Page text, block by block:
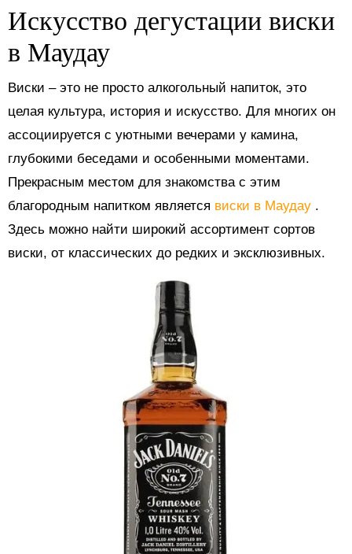
Искусство дегустации виски
в Маудау
Виски – это не просто алкогольный напиток, это
целая культура, история и искусство. Для многих он
ассоциируется с уютными вечерами у камина,
глубокими беседами и особенными моментами.
Прекрасным местом для знакомства с этим
благородным напитком является виски в Маудау .
Здесь можно найти широкий ассортимент сортов
виски, от классических до редких и эксклюзивных.